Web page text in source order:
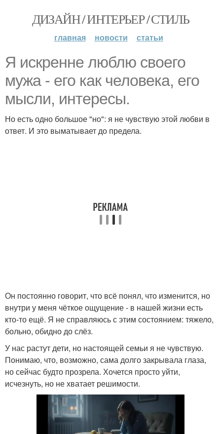
ДИЗАЙН / ИНТЕРЬЕР / СТИЛЬ
главная новости статьи
Я искренне люблю своего
мужа - его как человека, его
мысли, интересы.
Но есть одно большое "но": я не чувствую этой любви в
ответ. И это выматывает до предела.
Он постоянно говорит, что всё понял, что изменится, но
внутри у меня чёткое ощущение - в нашей жизни есть
кто-то ещё. Я не справляюсь с этим состоянием: тяжело,
больно, обидно до слёз.
У нас растут дети, но настоящей семьи я не чувствую.
Понимаю, что, возможно, сама долго закрывала глаза,
но сейчас будто прозрела. Хочется просто уйти,
исчезнуть, но не хватает решимости.